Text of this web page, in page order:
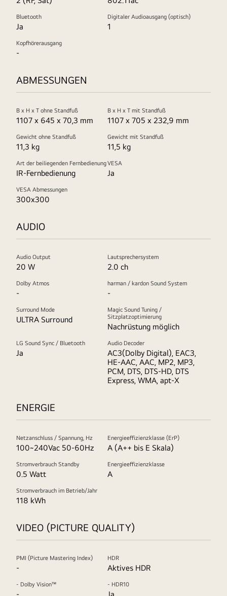
Bluetooth
Ja
Digitaler Audioausgang (optisch)
1
Kopfhörerausgang
-
ABMESSUNGEN
B x H x T ohne Standfuß
1107 x 645 x 70,3 mm
B x H x T mit Standfuß
1107 x 705 x 232,9 mm
Gewicht ohne Standfuß
11,3 kg
Gewicht mit Standfuß
11,5 kg
Art der beiliegenden Fernbedienung
IR-Fernbedienung
VESA
Ja
VESA Abmessungen
300x300
AUDIO
Audio Output
20 W
Lautsprechersystem
2.0 ch
Dolby Atmos
-
harman / kardon Sound System
-
Surround Mode
ULTRA Surround
Magic Sound Tuning /
Sitzplatzoptimierung
Nachrüstung möglich
LG Sound Sync / Bluetooth
Ja
Audio Decoder
AC3(Dolby Digital), EAC3,
HE-AAC, AAC, MP2, MP3,
PCM, DTS, DTS-HD, DTS
Express, WMA, apt-X
ENERGIE
Netzanschluss / Spannung, Hz
100~240Vac 50-60Hz
Energieeffizienzklasse (ErP)
A (A++ bis E Skala)
Stromverbrauch Standby
0.5 Watt
Energieeffizienzklasse
A
Stromverbrauch im Betrieb/Jahr
118 kWh
VIDEO (PICTURE QUALITY)
PMI (Picture Mastering Index)
-
HDR
Aktives HDR
- Dolby Vision™ - HDR10